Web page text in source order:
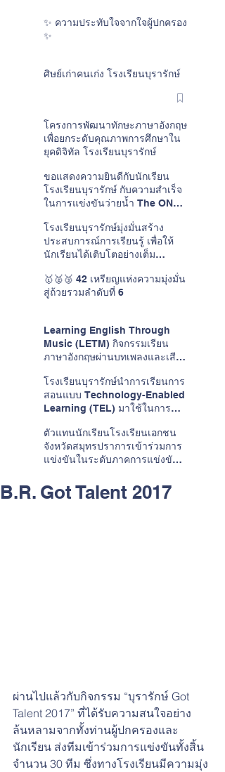
✨ ความประทับใจจากใจผู้ปกครอง
✨
ศิษย์เก่าคนเก่ง โรงเรียนบุรารักษ์
โครงการพัฒนาทักษะภาษาอังกฤษ
เพื่อยกระดับคุณภาพการศึกษาใน
ยุคดิจิทัล โรงเรียนบุรารักษ์
ขอแสดงความยินดีกับนักเรียน
โรงเรียนบุรารักษ์ กับความสำเร็จ
ในการแข่งขันว่ายน้ำ The ONE
โรงเรียนบุรารักษ์มุ่งมั่นสร้าง
ประสบการณ์การเรียนรู้ เพื่อให้
นักเรียนได้เติบโตอย่างเต็ม
🥇🥈🥉 42 เหรียญแห่งความมุ่งมั่น
สู่ถ้วยรวมลำดับที่ 6
Learning English Through
Music (LETM) กิจกรรมเรียน
ภาษาอังกฤษผ่านบทเพลงและเสียง
โรงเรียนบุรารักษ์นำการเรียนการ
สอนแบบ Technology-Enabled
Learning (TEL) มาใช้ในการ
อังกฤษ
ตัวแทนนักเรียนโรงเรียนเอกชน
จังหวัดสมุทรปราการเข้าร่วมการ
แข่งขันในระดับภาคการแข่งขัน
ประดิษฐ์
B.R. Got Talent 2017
ผ่านไปแล้วกับกิจกรรม “บุรารักษ์ Got
Talent 2017” ที่ได้รับความสนใจอย่าง
ล้นหลามจากทั้งท่านผู้ปกครองและ
นักเรียน ส่งทีมเข้าร่วมการแข่งขันทั้งสิ้น
จำนวน 30 ทีม ซึ่งทางโรงเรียนมีความมุ่ง